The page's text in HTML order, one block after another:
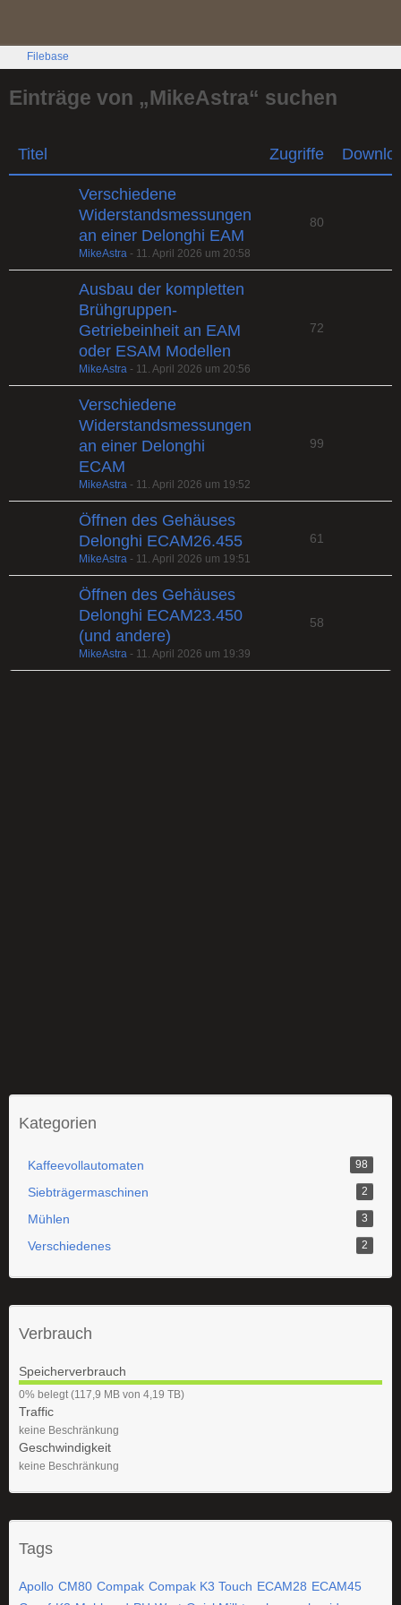
Filebase
Einträge von „MikeAstra“ suchen
Titel Zugriffe
Verschiedene
Widerstandsmessungen
an einer Delonghi EAM
MikeAstra - 11. April 2026 um 20:58
80
Ausbau der kompletten
Brühgruppen-
Getriebeinheit an EAM
oder ESAM Modellen
MikeAstra - 11. April 2026 um 20:56
72
Verschiedene
Widerstandsmessungen
an einer Delonghi
ECAM
MikeAstra - 11. April 2026 um 19:52
99
Öffnen des Gehäuses
Delonghi ECAM26.455
MikeAstra - 11. April 2026 um 19:51
61
Öffnen des Gehäuses
Delonghi ECAM23.450
(und andere)
MikeAstra - 11. April 2026 um 19:39
58
Kategorien
Kaffeevollautomaten 98
Siebträgermaschinen 2
Mühlen 3
Verschiedenes 2
Verbrauch
Speicherverbrauch
0
%
0% belegt (117,9 MB von 4,19 TB)
Traffic
keine Beschränkung
Geschwindigkeit
keine Beschränkung
Tags
Apollo CM80 Compak Compak K3 Touch ECAM28 ECAM45